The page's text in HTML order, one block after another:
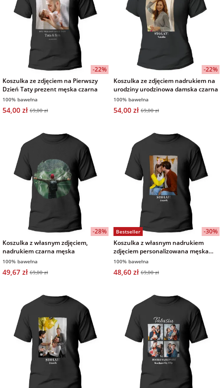
Dodatki i
opakowania
na Dzień
Chłopaka
na Dzień Kobiet
na mikołajki
na prezent
świąteczny
na Dzień Babci i
Dziadka
na Wielkanoc
na wieczór
panieński
kawalerski
dla przyjaciółki
dla przyjaciela
-22%
Koszulka ze zdjęciem na Pierwszy
Dzień Taty prezent męska czarna
100% bawełna
54,00 zł 69,00 zł
-22%
Koszulka ze zdjęciem nadrukiem na
urodziny urodzinowa damska czarna
100% bawełna
54,00 zł 69,00 zł
-28%
Koszulka z własnym zdjęciem,
nadrukiem czarna męska
100% bawełna
49,67 zł 69,00 zł
Bestseller
-30%
Koszulka z własnym nadrukiem
zdjęciem personalizowana męska
czarna
100% bawełna
48,60 zł 69,00 zł